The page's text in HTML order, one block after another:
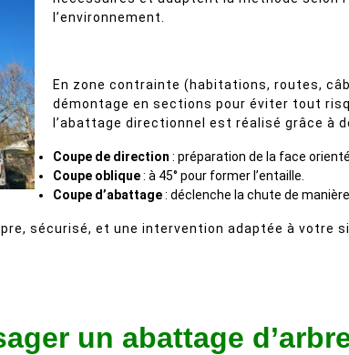
l’environnement.
En zone contrainte (habitations, routes,
démontage en sections pour éviter tout
l’abattage directionnel est réalisé grâce à
Coupe de direction : préparation de la face
Coupe oblique: à 45° pour former l’entaille.
Coupe d’abattage: déclenche la chute de
sécurisé, et une intervention adaptée à votre
un abattage